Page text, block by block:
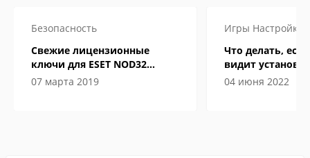
Безопасность
Свежие лицензионные
ключи для ESET NOD32
Internet Security до 2019-2020
07 марта 2019
Игры Настройка
Что делать,
видит
04 июня 2022